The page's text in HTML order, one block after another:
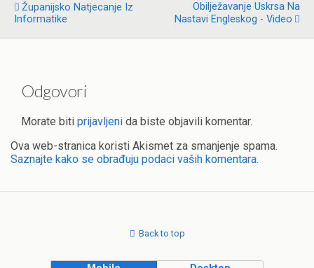
Županijsko Natjecanje Iz
Informatike
Obilježavanje Uskrsa Na
Nastavi Engleskog - Video
Odgovori
Morate biti prijavljeni da biste objavili komentar.
Ova web-stranica koristi Akismet za smanjenje spama.
Saznajte kako se obrađuju podaci vaših komentara.
Back to top